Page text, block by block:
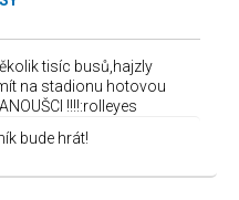
tisíc busů,hajzly
na stadionu hotovou
!!!!:rolleyes
bude hrát!